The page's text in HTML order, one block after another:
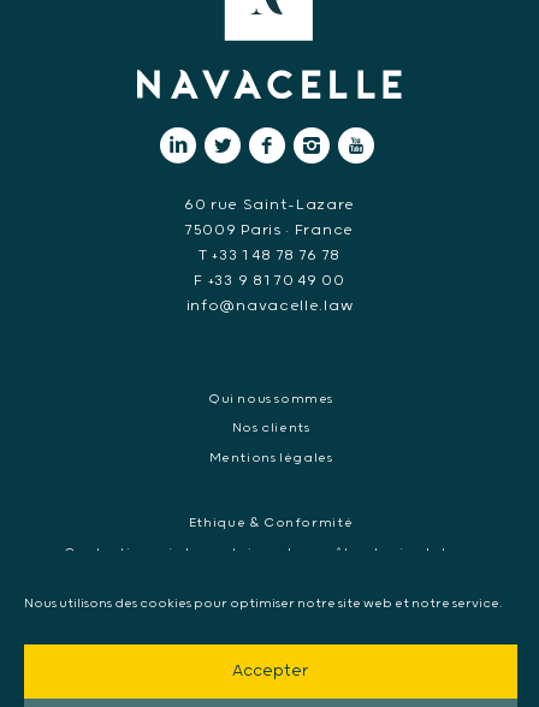
Nous utilisons des cookies pour optimiser notre site web et notre service.
Accepter
60 rue Saint-Lazare
75009 Paris • France
T +33 1 48 78 76 78
F +33 9 81 70 49 00
info@navacelle.law
Qui nous sommes
Nos clients
Mentions légales
Ethique & Conformité
Contentieux réglementaires et enquêtes de régulateurs
Contentieux commercial international
Contentieux pénal et enquête internationale
Arbitrage et médiation